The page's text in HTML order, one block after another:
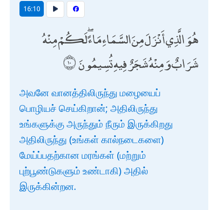
16:10
هُوَ الَّذِي أَنْزَلَ مِنَ السَّمَاءِ مَاءً ۖ لَكُمْ مِنْهُ
شَرَابٌ وَمِنْهُ شَجَرٌ فِيهِ تُسِيمُونَ
அவனே வானத்திலிருந்து மழையைப்
பொழியச் செய்கிறான்; அதிலிருந்து
உங்களுக்கு அருந்தும் நீரும் இருக்கிறது
அதிலிருந்து (உங்கள் கால்நடைகளை)
மேய்ப்பதற்கான மரங்கள் (மற்றும்
புற்பூண்டுகளும் உண்டாகி) அதில்
இருக்கின்றன.